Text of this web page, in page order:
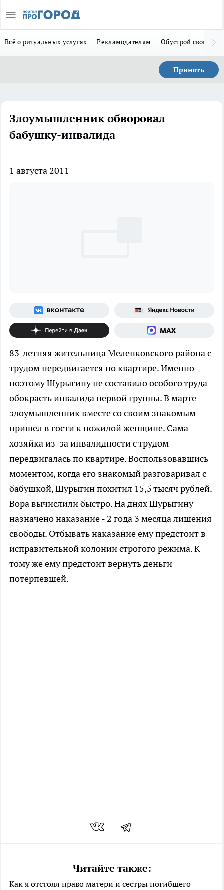
Всё о ритуальных услугах Рекламодателям Обустрой свой дом
Принять
Злоумышленник обворовал
бабушку-инвалида
1 августа 2011
83-летняя жительница Меленковского района с
трудом передвигается по квартире. Именно
поэтому Шурыгину не составило особого труда
обокрасть инвалида первой группы. В марте
злоумышленник вместе со своим знакомым
пришел в гости к пожилой женщине. Сама
хозяйка из-за инвалидности с трудом
передвигалась по квартире. Воспользовавшись
моментом, когда его знакомый разговаривал с
бабушкой, Шурыгин похитил 15,5 тысяч рублей.
Вора вычислили быстро. На днях Шурыгину
назначено наказание - 2 года 3 месяца лишения
свободы. Отбывать наказание ему предстоит в
исправительной колонии строгого режима. К
тому же ему предстоит вернуть деньги
потерпевшей.
Читайте также:
Как я отстоял право матери и сестры погибшего